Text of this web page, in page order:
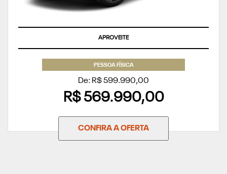
APROVEITE
PESSOA FÍSICA
De: R$ 599.990,00
R$ 569.990,00
CONFIRA A OFERTA